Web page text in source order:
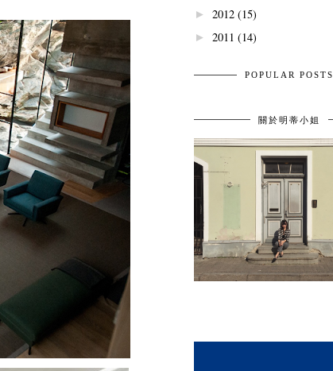
► 2012 (15)
► 2011 (14)
POPULAR POSTS
關於明蒂小姐